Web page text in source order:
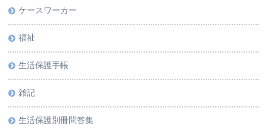
ケースワーカー
福祉
生活保護手帳
雑記
生活保護別冊問答集